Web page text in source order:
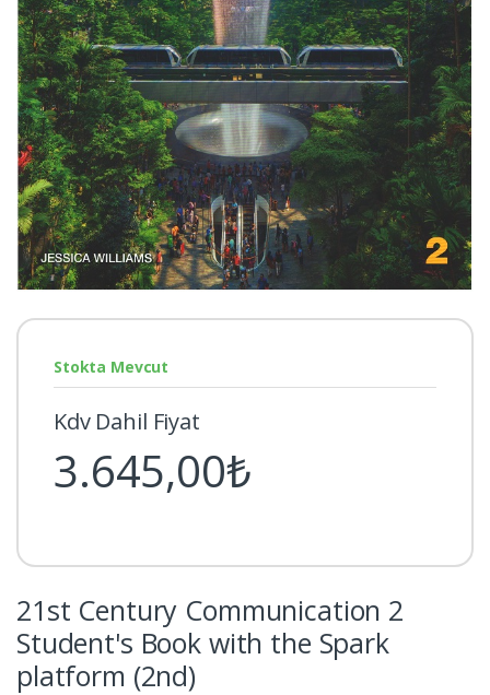
21st Century Communication 2
Student's Book with the Spark
platform (2nd)
Stokta Mevcut
Kdv Dahil Fiyat
3.645,00₺